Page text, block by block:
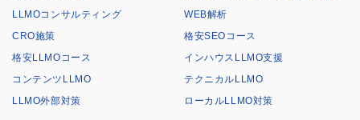
LLMOコンサルティング
WEB解析
CRO施策
格安SEOコース
格安LLMOコース
インハウスLLMO支援
コンテンツLLMO
テクニカルLLMO
LLMO外部対策
ローカルLLMO対策